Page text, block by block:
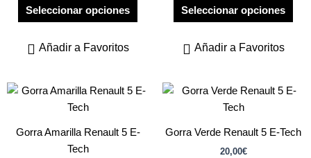
Seleccionar opciones
se
la
producto
Añadir a Favoritos
Seleccionar opciones
se
la
Añadir a Favoritos
Gorra Amarilla Renault 5 E-
Tech
Gorra Verde Renault 5 E-Tech
20,00€